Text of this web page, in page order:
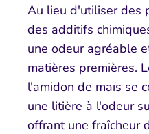
Au lieu d'utiliser des
des additifs
une odeur agréable
matières premières.
l'amidon de maïs se
une litière à l'odeur
offrant une fraîcheur